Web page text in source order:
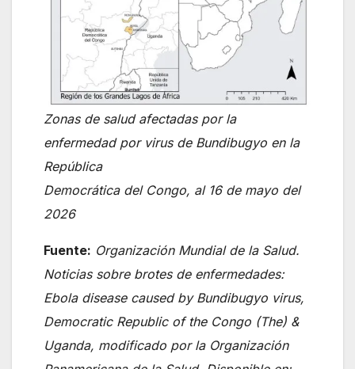
Zonas de salud afectadas por la
enfermedad por virus de Bundibugyo en la
República
Democrática del Congo, al 16 de mayo del
2026
Fuente: Organización Mundial de la Salud.
Noticias sobre brotes de enfermedades:
Ebola disease caused by Bundibugyo virus,
Democratic Republic of the Congo (The) &
Uganda, modificado por la Organización